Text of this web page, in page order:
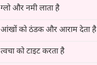
ग्लो और नमी लाता है
आंखों को ठंडक और आराम देता है
त्वचा को टाइट करता है